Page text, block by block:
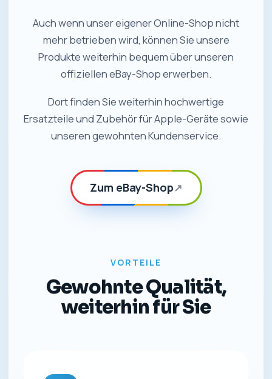
Auch wenn unser eigener Online-Shop nicht
mehr betrieben wird, können Sie unsere
Produkte weiterhin bequem über unseren
offiziellen eBay-Shop erwerben.
Dort finden Sie weiterhin hochwertige
Ersatzteile und Zubehör für Apple-Geräte sowie
unseren gewohnten Kundenservice.
Zum eBay-Shop↗
VORTEILE
Gewohnte Qualität,
weiterhin für Sie